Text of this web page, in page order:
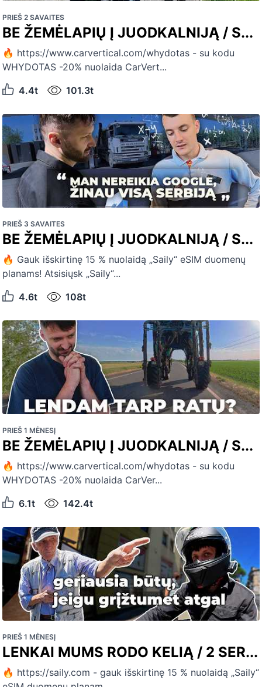
PRIEŠ 2 SAVAITES
BE ŽEMĖLAPIŲ Į JUODKALNIJĄ / S...
🔥 https://www.carvertical.com/whydotas - su kodu
WHYDOTAS -20% nuolaida CarVert...
4.4t
101.3t
PRIEŠ 3 SAVAITES
BE ŽEMĖLAPIŲ Į JUODKALNIJĄ / S...
🔥 Gauk išskirtinę 15 % nuolaidą „Saily“ eSIM duomenų
planams! Atsisiųsk „Saily“...
4.6t
108t
PRIEŠ 1 MĖNESĮ
BE ŽEMĖLAPIŲ Į JUODKALNIJĄ / S...
🔥 https://www.carvertical.com/whydotas - su kodu
WHYDOTAS -20% nuolaida CarVer...
6.1t
142.4t
PRIEŠ 1 MĖNESĮ
LENKAI MUMS RODO KELIĄ / 2 SER...
🔥 https://saily.com - gauk išskirtinę 15 % nuolaidą „Saily“